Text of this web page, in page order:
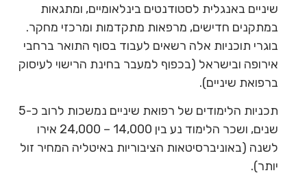
שיניים באנגלית לסטודנטים בינלאומיים, ומתגאות
במתקנים חדישים, מרפאות מתקדמות ומרכזי מחקר.
בוגרי תוכניות אלה רשאים לעבוד בסוף התואר ברחבי
אירופה ובישראל (בכפוף למעבר בחינת הרישוי לעיסוק
ברפואת שיניים).
תכניות הלימודים של רפואת שיניים נמשכות לרוב כ-5
שנים, ושכר הלימוד נע בין 14,000 – 24,000 אירו
לשנה (באוניברסיטאות הציבוריות באיטליה המחיר זול
יותר).